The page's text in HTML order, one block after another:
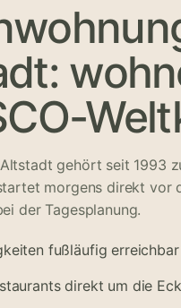
gehört seit 1993
morgens direkt vor
der Tagesplanung.
fußläufig erreichbar
direkt um die